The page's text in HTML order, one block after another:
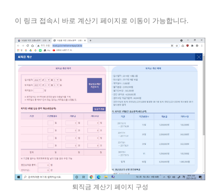
이 링크 접속시 바로 계산기 페이지로 이동이 가능합니다.
퇴직금 계산기 페이지 구성